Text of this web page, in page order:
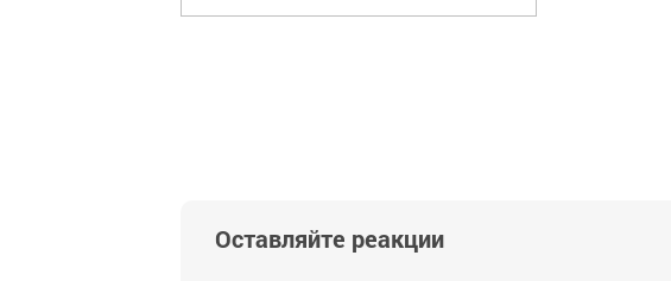
Оставляйте реакции